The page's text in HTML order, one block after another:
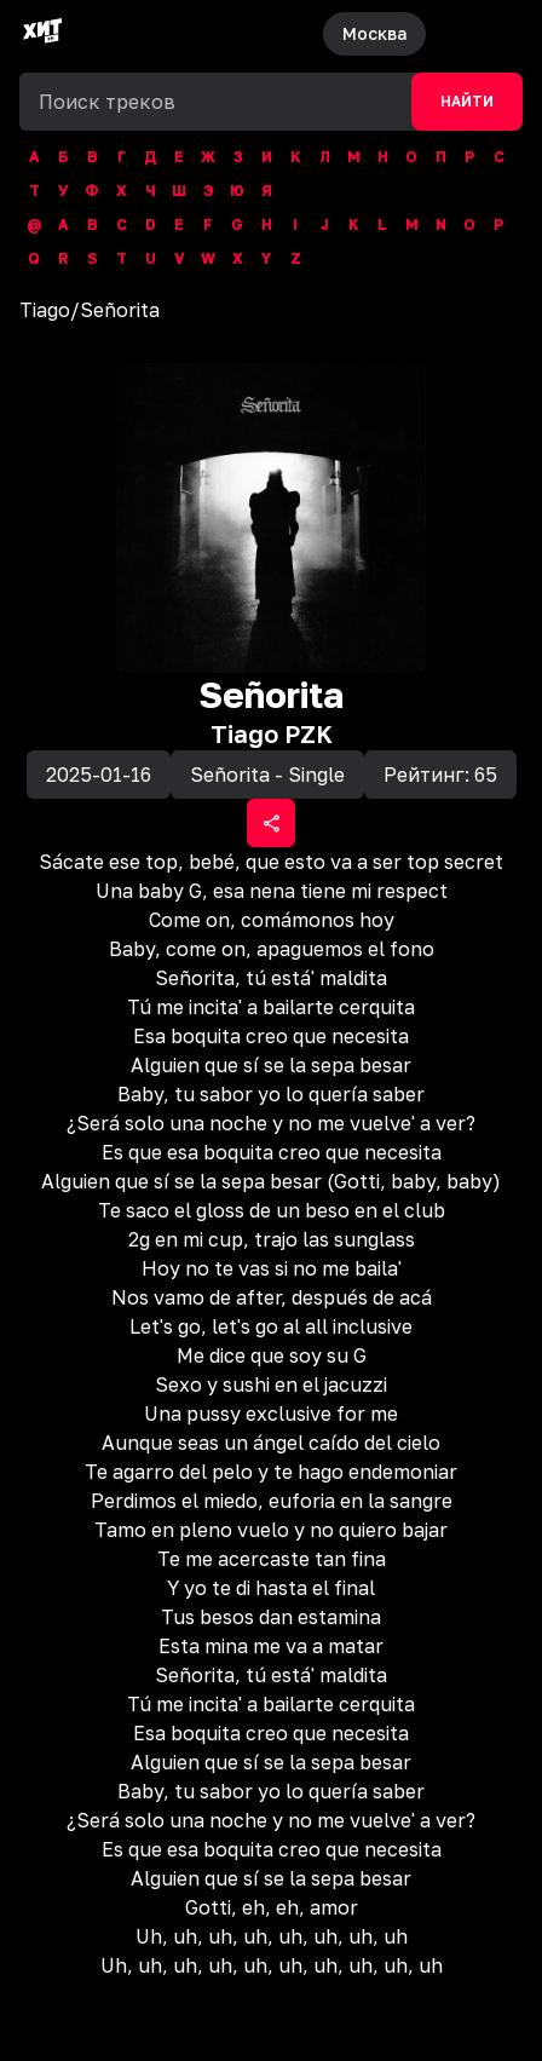
Москва
НАЙТИ
А Б В Г Д Е Ж З И К Л М Н О П Р
С
Т
У Ф Х Ч Ш Э Ю
Я
@
A B C D E F G H I J K L M N O
P
Q
R S T U V W X Y Z
Tiago/Señorita
Señorita
Tiago PZK
2025-01-16 Señorita - Single Рейтинг: 65
Sácate ese top, bebé, que esto va a ser top secret
Una baby G, esa nena tiene mi respect
Come on, comámonos hoy
Baby, come on, apaguemos el fono
Señorita, tú está' maldita
Tú me incita' a bailarte cerquita
Esa boquita creo que necesita
Alguien que sí se la sepa besar
Baby, tu sabor yo lo quería saber
¿Será solo una noche y no me vuelve' a ver?
Es que esa boquita creo que necesita
Alguien que sí se la sepa besar (Gotti, baby, baby)
Te saco el gloss de un beso en el club
2g en mi cup, trajo las sunglass
Hoy no te vas si no me baila'
Nos vamo de after, después de acá
Let's go, let's go al all inclusive
Me dice que soy su G
Sexo y sushi en el jacuzzi
Una pussy exclusive for me
Aunque seas un ángel caído del cielo
Te agarro del pelo y te hago endemoniar
Perdimos el miedo, euforia en la sangre
Tamo en pleno vuelo y no quiero bajar
Te me acercaste tan fina
Y yo te di hasta el final
Tus besos dan estamina
Esta mina me va a matar
Señorita, tú está' maldita
Tú me incita' a bailarte cerquita
Esa boquita creo que necesita
Alguien que sí se la sepa besar
Baby, tu sabor yo lo quería saber
¿Será solo una noche y no me vuelve' a ver?
Es que esa boquita creo que necesita
Alguien que sí se la sepa besar
Gotti, eh, eh, amor
Uh, uh, uh, uh, uh, uh, uh, uh
Uh, uh, uh, uh, uh, uh, uh, uh, uh, uh